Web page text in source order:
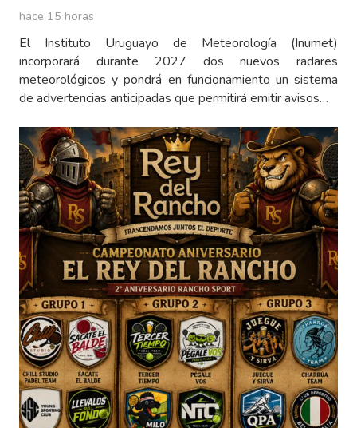
hace 15 horas
El Instituto Uruguayo de Meteorología (Inumet)
incorporará durante 2027 dos nuevos radares
meteorológicos y pondrá en funcionamiento un sistema
de advertencias anticipadas que permitirá emitir avisos…